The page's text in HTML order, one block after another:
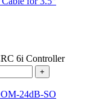
6i Controller
+
24dB-SO